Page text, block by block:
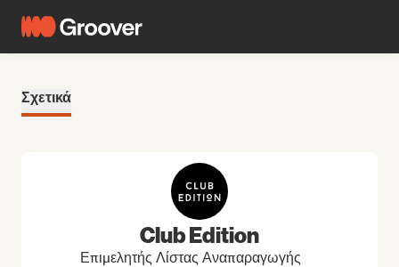
Σχετικά
Club Edition
Επιμελητής Λίστας Αναπαραγωγής